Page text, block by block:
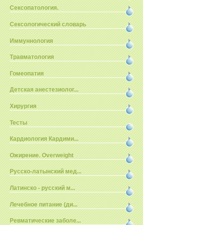
Сексопатология.
Сексологический словарь
Иммуннология
Травматология
Гомеопатия
Детская анестезиолог...
Хирургия
Тесты
Кардиология Кардими...
Ожирение. Overweight
Русско-латынский мед...
Латинско - русский м...
Лечебное питание (ди...
Ревматические заболе...